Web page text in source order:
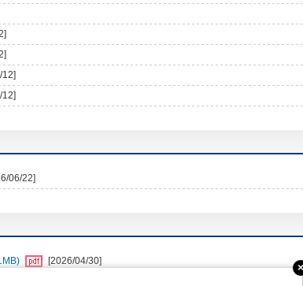
12]
12]
06/22]
[2026/04/30]